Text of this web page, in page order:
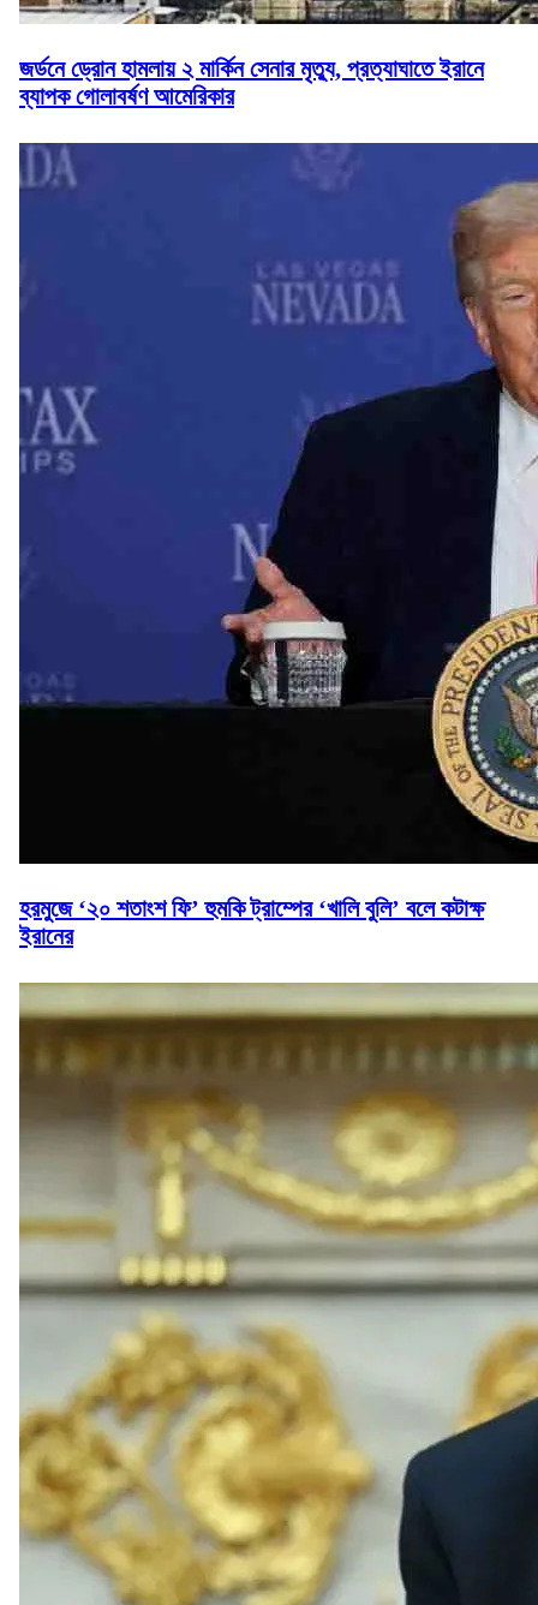
জর্ডনে ড্রোন হামলায় ২ মার্কিন সেনার মৃত্যু, প্রত্যাঘাতে ইরানে
ব্যাপক গোলাবর্ষণ আমেরিকার
হরমুজে ‘২০ শতাংশ ফি’ হুমকি ট্রাম্পের ‘খালি বুলি’ বলে কটাক্ষ
ইরানের